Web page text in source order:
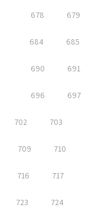
678 679
684 685
690 691
696 697
702 703
709 710
716 717
723 724